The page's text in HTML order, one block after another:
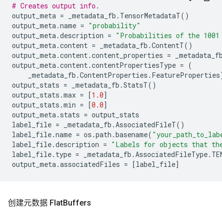
# Creates output info.
output_meta = _metadata_fb . TensorMetadataT()
output_meta.name = "probability"
output_meta.description = "Probabilities of the
output_meta.content = _metadata_fb .ContentT()
output_meta.content.content_properties =
output_meta.content.contentPropertiesType = (
_metadata_fb .ContentProperties . FeatureProperties
output_stats = _metadata_fb .StatsT()
output_stats .max = [1.0]
output_stats .min = [0.0]
output_meta. stats = output_stats
label_file = _metadata_fb .AssociatedFileT()
label_file.name = os .path .basename(
label_file.description = "Labels for objects that
label_file. type = _metadata_fb .AssociatedFileType.
output_meta.associatedFiles = [label_file]
创建元数据 FlatBuffers